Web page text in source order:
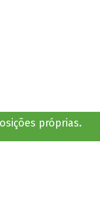
próprias.